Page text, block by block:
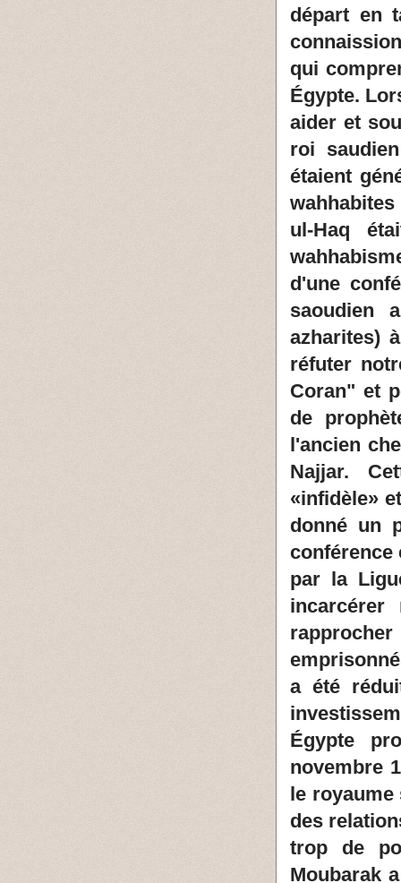
départ en
qui
Égypte.
aider et
roi
étaient
ul-Haq
d'une
saoudien
azharites)
réfuter
Coran" et
de
l'ancien
Najjar.
«infidèle»
donné un
conférence
par la
a été
Égypte
novembre
le
des
trop de
Moubarak